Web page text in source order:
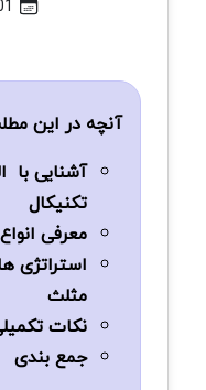
آنچه در این
آشنایی با
تکنیکال
‏معرفی
‏استراتژی
مثلث
نکات
‏جمع بندی